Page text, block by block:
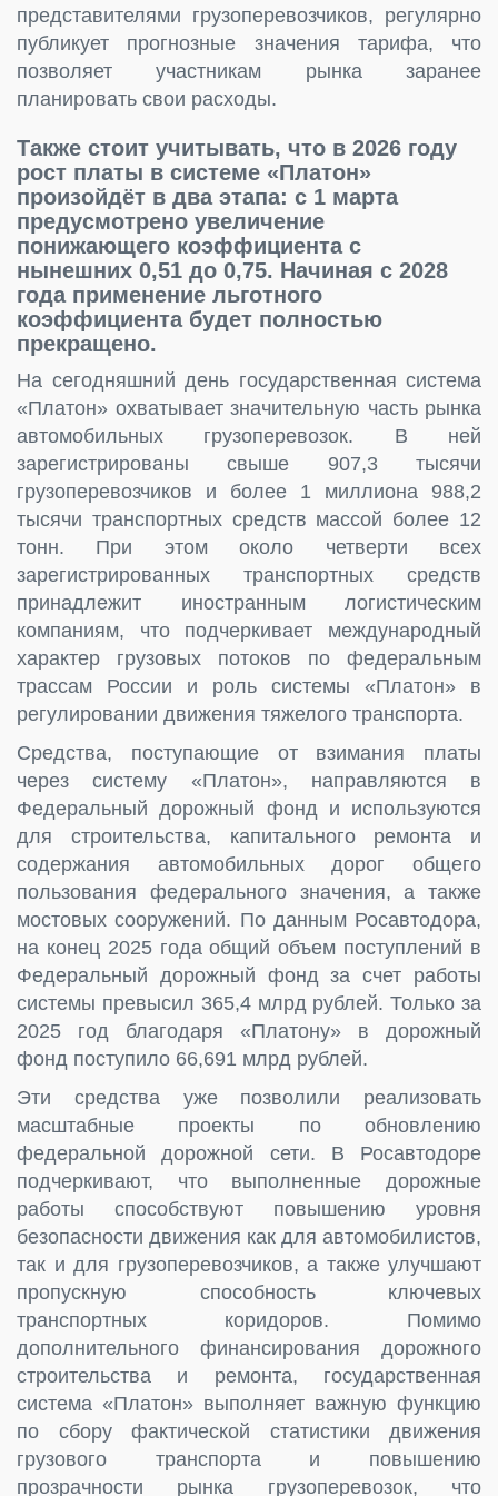
представителями грузоперевозчиков, регулярно
публикует прогнозные значения тарифа, что
позволяет участникам рынка заранее
планировать свои расходы.
Также стоит учитывать, что в 2026 году
рост платы в системе «Платон»
произойдёт в два этапа: с 1 марта
предусмотрено увеличение
понижающего коэффициента с
нынешних 0,51 до 0,75. Начиная с 2028
года применение льготного
коэффициента будет полностью
прекращено.
На сегодняшний день государственная система
«Платон» охватывает значительную часть рынка
автомобильных грузоперевозок. В ней
зарегистрированы свыше 907,3 тысячи
грузоперевозчиков и более 1 миллиона 988,2
тысячи транспортных средств массой более 12
тонн. При этом около четверти всех
зарегистрированных транспортных средств
принадлежит иностранным логистическим
компаниям, что подчеркивает международный
характер грузовых потоков по федеральным
трассам России и роль системы «Платон» в
регулировании движения тяжелого транспорта.
Средства, поступающие от взимания платы
через систему «Платон», направляются в
Федеральный дорожный фонд и используются
для строительства, капитального ремонта и
содержания автомобильных дорог общего
пользования федерального значения, а также
мостовых сооружений. По данным Росавтодора,
на конец 2025 года общий объем поступлений в
Федеральный дорожный фонд за счет работы
системы превысил 365,4 млрд рублей. Только за
2025 год благодаря «Платону» в дорожный
фонд поступило 66,691 млрд рублей.
Эти средства уже позволили реализовать
масштабные проекты по обновлению
федеральной дорожной сети. В Росавтодоре
подчеркивают, что выполненные дорожные
работы способствуют повышению уровня
безопасности движения как для автомобилистов,
так и для грузоперевозчиков, а также улучшают
пропускную способность ключевых
транспортных коридоров. Помимо
дополнительного финансирования дорожного
строительства и ремонта, государственная
система «Платон» выполняет важную функцию
по сбору фактической статистики движения
грузового транспорта и повышению
прозрачности рынка грузоперевозок, что